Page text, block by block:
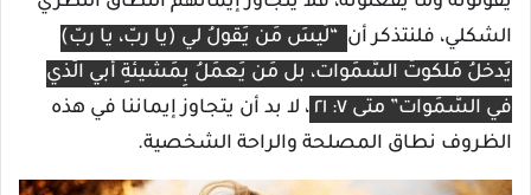
الشكلي، فلنتذكر أن “لَيسَ مَن يَقولُ لي (يا ربّ، يا ربّ)
يَدخُلُ مَلكوتَ السَّمَوات، بل مَن يَعمَلُ بِمَشيئَةِ أَبي الَّذي
في السَّمَوات” متى ٧: ٢١
، لا بد أن يتجاوز إيماننا في هذه
الظروف نطاق المصلحة والراحة الشخصية.